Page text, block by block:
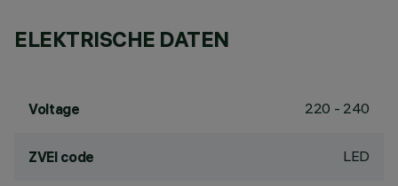
ELEKTRISCHE DATEN
Voltage 220 - 240
ZVEI code LED